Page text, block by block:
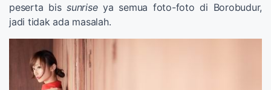
peserta bis sunriseya semua foto-foto di Borobudur,
jadi tidak ada masalah.